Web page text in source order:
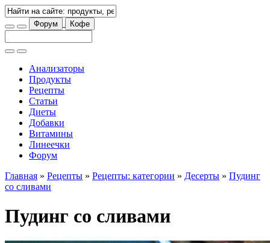
Форум Кофе
Анализаторы
Продукты
Рецепты
Статьи
Диеты
Добавки
Витамины
Линеечки
Форум
Главная » Рецепты » Рецепты: категории » Десерты » Пудинг
со сливами
Пудинг со сливами